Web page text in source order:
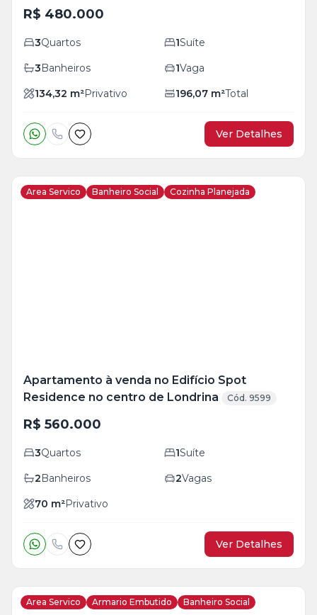
R$ 480.000
3Quartos 1Suíte
3Banheiros 1Vaga
134,32 m²Privativo 196,07 m²Total
Ver Detalhes
Area Servico Banheiro Social Cozinha Planejada
Apartamento à venda no Edifício Spot
Residence no centro de Londrina
Cód. 9599
R$ 560.000
3Quartos 1Suíte
2Banheiros 2Vagas
70 m²Privativo
Ver Detalhes
Area Servico Armario Embutido Banheiro Social